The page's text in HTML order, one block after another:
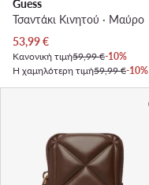
Guess
Τσαντάκι Κινητού · Μαύρο
Τρέχουσα τιμή
53,99€
Κανονική τιμή59,99 €-10%
Η χαμηλότερη τιμή59,99 €-10%